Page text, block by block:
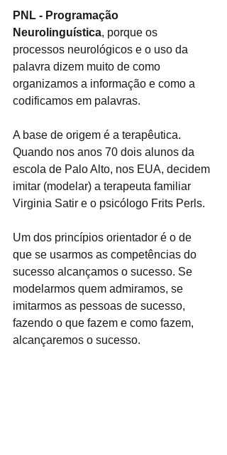
PNL - Programação
Neurolinguística, porque os
processos neurológicos e o uso da
palavra dizem muito de como
organizamos a informação e como a
codificamos em palavras.
A base de origem é a terapêutica.
Quando nos anos 70 dois alunos da
escola de Palo Alto, nos EUA, decidem
imitar (modelar) a terapeuta familiar
Virginia Satir e o psicólogo Frits Perls.
Um dos princípios orientador é o de
que se usarmos as competências do
sucesso alcançamos o sucesso. Se
modelarmos quem admiramos, se
imitarmos as pessoas de sucesso,
fazendo o que fazem e como fazem,
alcançaremos o sucesso.